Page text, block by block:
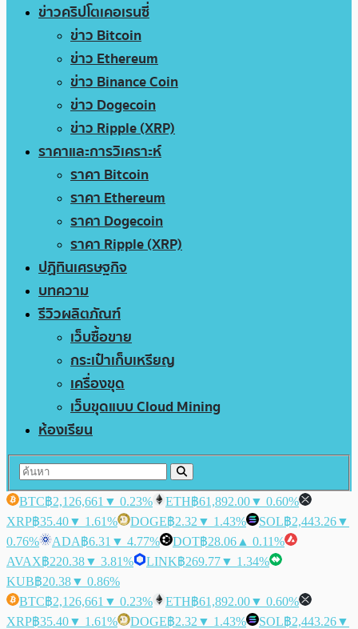
ข่าวคริปโตเคอเรนซี่
ข่าว Bitcoin
ข่าว Ethereum
ข่าว Binance Coin
ข่าว Dogecoin
ข่าว Ripple (XRP)
ราคาและการวิเคราะห์
ราคา Bitcoin
ราคา Ethereum
ราคา Dogecoin
ราคา Ripple (XRP)
ปฏิทินเศรษฐกิจ
บทความ
รีวิวผลิตภัณฑ์
เว็บซื้อขาย
กระเป๋าเก็บเหรียญ
เครื่องขุด
เว็บขุดแบบ Cloud Mining
ห้องเรียน
BTC฿2,126,661 ▼ 0.23% ETH฿61,892.00▼ 0.60%
XRP฿35.40▼ 1.61% DOGE฿2.32 ▼ 1.43% SOL฿2,443.26▼
0.76%
ADA฿6.31 ▼ 4.77% DOT฿28.06 ▲ 0.11%
AVAX฿220.38▼ 3.81% LINK฿269.77▼ 1.34%
KUB฿20.38▼ 0.86%
BTC฿2,126,661 ▼ 0.23% ETH฿61,892.00▼ 0.60%
XRP฿35.40▼ 1.61% DOGE฿2.32 ▼ 1.43% SOL฿2,443.26▼